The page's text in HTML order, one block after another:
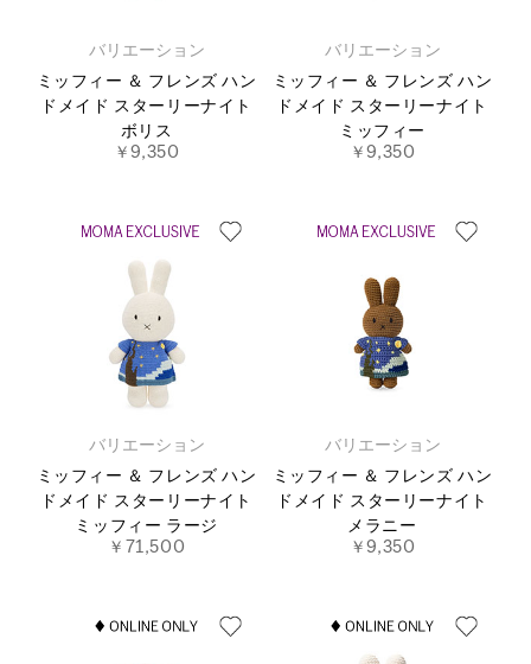
バリエーション
ミッフィー ＆ フレンズ ハン
ドメイド スターリーナイト
ボリス
￥9,350
バリエーション
ミッフィー ＆ フレンズ ハン
ドメイド スターリーナイト
ミッフィー
￥9,350
バリエーション
ミッフィー ＆ フレンズ ハン
ドメイド スターリーナイト
ミッフィー ラージ
￥71,500
バリエーション
ミッフィー ＆ フレンズ ハン
ドメイド スターリーナイト
メラニー
￥9,350